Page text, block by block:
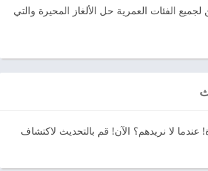
لجميع الفئات العمرية حل الألغاز المحيرة والتي
عندما لا نريدهم؟ الآن! قم بالتحديث لاكتشاف